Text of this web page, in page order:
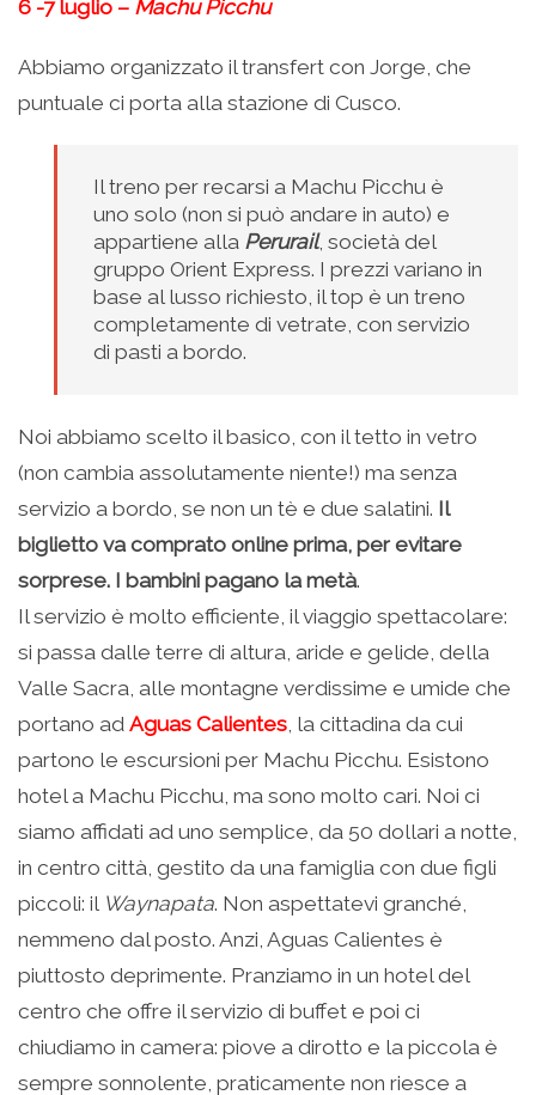
6 -7 luglio – Machu Picchu
Abbiamo organizzato il transfert con Jorge, che
puntuale ci porta alla stazione di Cusco.
Il treno per recarsi a Machu Picchu è
uno solo (non si può andare in auto) e
appartiene alla Perurail, società del
gruppo Orient Express. I prezzi variano in
base al lusso richiesto, il top è un treno
completamente di vetrate, con servizio
di pasti a bordo.
Noi abbiamo scelto il basico, con il tetto in vetro
(non cambia assolutamente niente!) ma senza
servizio a bordo, se non un tè e due salatini. Il
biglietto va comprato online prima, per evitare
sorprese. I bambini pagano la metà.
Il servizio è molto efficiente, il viaggio spettacolare:
si passa dalle terre di altura, aride e gelide, della
Valle Sacra, alle montagne verdissime e umide che
portano ad Aguas Calientes, la cittadina da cui
partono le escursioni per Machu Picchu. Esistono
hotel a Machu Picchu, ma sono molto cari. Noi ci
siamo affidati ad uno semplice, da 50 dollari a notte,
in centro città, gestito da una famiglia con due figli
piccoli: il Waynapata. Non aspettatevi granché,
nemmeno dal posto. Anzi, Aguas Calientes è
piuttosto deprimente. Pranziamo in un hotel del
centro che offre il servizio di buffet e poi ci
chiudiamo in camera: piove a dirotto e la piccola è
sempre sonnolente, praticamente non riesce a